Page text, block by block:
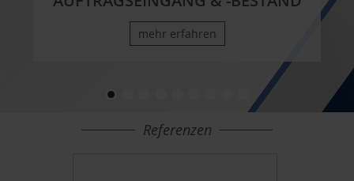
mehr erfahren
Referenzen